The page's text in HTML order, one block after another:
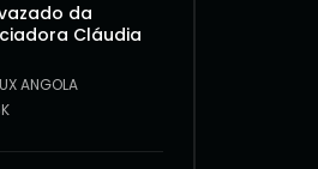
da
Cláudia
ANGOLA